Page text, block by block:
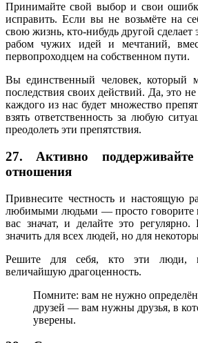
Принимайте свой выбор и свои
исправить. Если вы не возьмёте на
свою жизнь, кто-нибудь другой сделает
рабом чужих идей и мечтаний,
первопроходцем на собственном пути.
Вы единственный человек, который
последствия своих действий. Да, это не
каждого из нас будет множество
взять ответственность за любую
преодолеть эти препятствия.
27. Активно
отношения
Привнесите честность и настоящую
любимыми людьми — просто говорите
вас значат, и делайте это
значить для всех людей, но для
Решите для себя, кто эти люди,
величайшую драгоценность.
Помните: вам не нужно
друзей — вам нужны друзья, в
уверены.